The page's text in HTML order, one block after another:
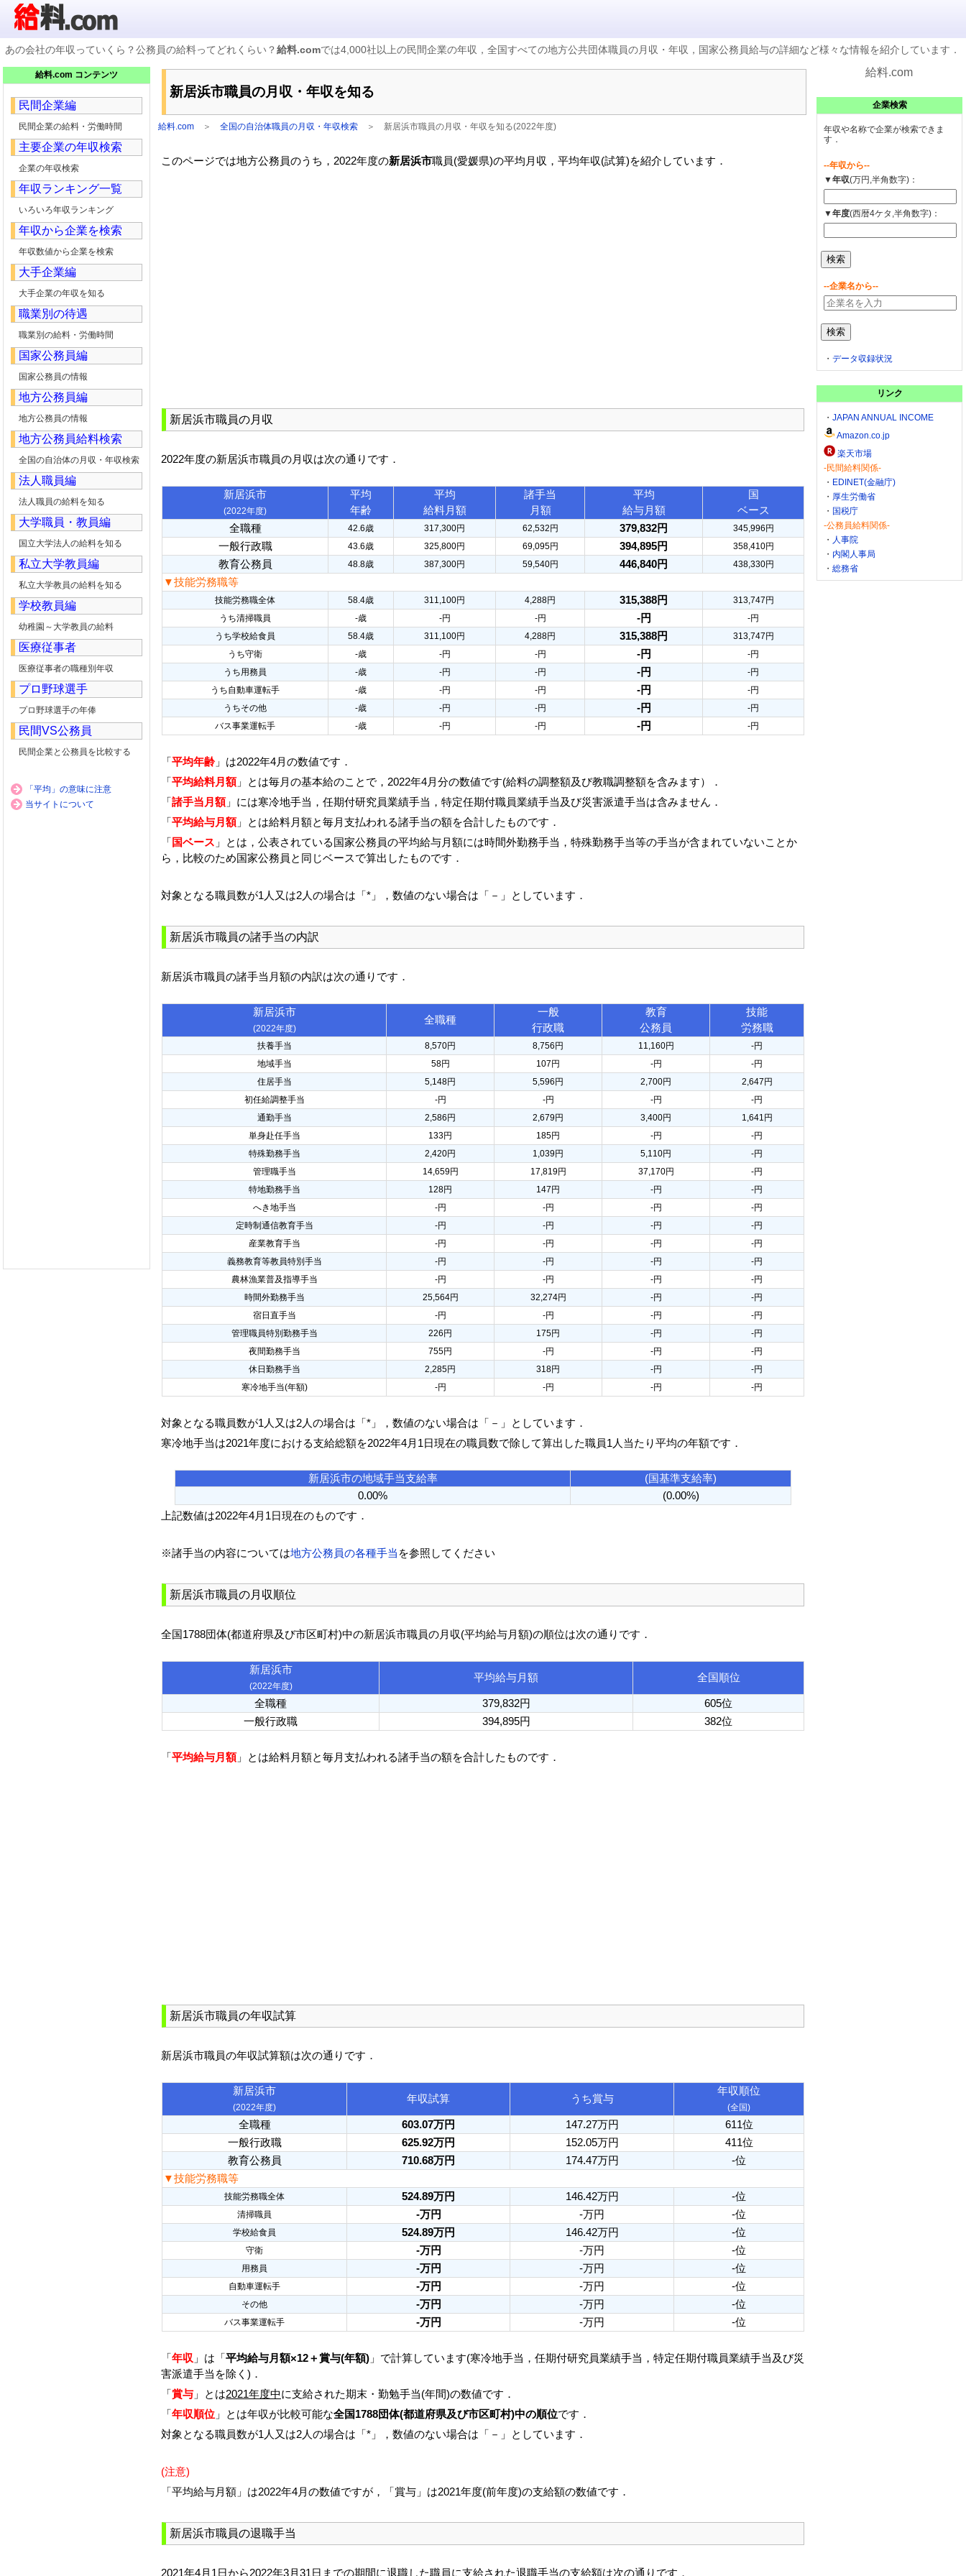
企業検索
年収ランキング
業種別企業一覧
国家公務員編
地方公務員給料検索
私立大学教員編
収録企業データの状況
あの会社の年収っていくら？公務員の給料ってどれくらい？給料.comでは4,000社以上の民間企業の年収，全国すべての地方公共団体職員の月収・年収，国家公務員給与の詳細など様々な情報を紹介しています．
新居浜市職員の月収・年収を知る
給料.com ＞ 全国の自治体職員の月収・年収検索 ＞ 新居浜市職員の月収・年収を知る(2022年度)
このページでは地方公務員のうち，2022年度の新居浜市職員(愛媛県)の平均月収，平均年収(試算)を紹介しています．
新居浜市職員の月収
2022年度の新居浜市職員の月収は次の通りです．
新居浜市
(2022年度)
平均
年齢
平均
給料月額
諸手当
月額
平均
給与月額
国
ベース
全職種
42.6歳 317,300円 62,532円 379,832円 345,996円
一般行政職 43.6歳 325,800円 69,095円 394,895円 358,410円
教育公務員 48.8歳 387,300円 59,540円 446,840円 438,330円
▼技能労務職等
技能労務職全体 58.4歳 311,100円 4,288円 315,388円
313,747円
うち清掃職員
-歳 -円 -円 -円
-円
うち学校給食員
58.4歳 311,100円 4,288円 315,388円
313,747円
うち守衛
-歳 -円 -円 -円
-円
うち用務員
-歳 -円 -円 -円
-円
うち自動車運転手
-歳 -円 -円 -円
-円
うちその他
-歳 -円 -円 -円
-円
バス事業運転手
-歳 -円 -円 -円 -円
「平均年齢」は2022年4月の数値です．
「平均給料月額」とは毎月の基本給のことで，2022年4月分の数値です(給料の調整額及び教職調整額を含みます）．
「諸手当月額」には寒冷地手当，任期付研究員業績手当，特定任期付職員業績手当及び災害派遣手当は含みません．
「平均給与月額」とは給料月額と毎月支払われる諸手当の額を合計したものです．
「国ベース 」とは，公表されている国家公務員の平均給与月額には時間外勤務手当，特殊勤務手当等の手当が含まれていないことか
ら，比較のため国家公務員と同じベースで算出したものです．
対象となる職員数が1人又は2人の場合は「*」，数値のない場合は「－」としています．
新居浜市職員の諸手当の内訳
新居浜市職員の諸手当月額の内訳は次の通りです．
新居浜市
(2022年度)
全職種
一般
行政職
教育
公務員
技能
労務職
扶養手当 8,570円 8,756円 11,160円
-円
地域手当
58円 107円 -円
-円
住居手当
5,148円 5,596円 2,700円
2,647円
初任給調整手当
-円 -円 -円
-円
通勤手当
2,586円 2,679円 3,400円
1,641円
単身赴任手当
133円 185円 -円
-円
特殊勤務手当
2,420円 1,039円 5,110円
-円
管理職手当
14,659円 17,819円 37,170円
-円
特地勤務手当
128円 147円 -円
-円
へき地手当
-円 -円 -円
-円
定時制通信教育手当
-円 -円 -円
-円
産業教育手当
-円 -円 -円
-円
義務教育等教員特別手当
-円 -円 -円
-円
農林漁業普及指導手当
-円 -円 -円
-円
時間外勤務手当
25,564円 32,274円 -円
-円
宿日直手当
-円 -円 -円
-円
管理職員特別勤務手当
226円 175円 -円
-円
夜間勤務手当
755円 -円 -円
-円
休日勤務手当
2,285円 318円 -円
-円
寒冷地手当(年額)
-円 -円 -円 -円
対象となる職員数が1人又は2人の場合は「*」，数値のない場合は「－」としています．
寒冷地手当は2021年度における支給総額を2022年4月1日現在の職員数で除して算出した職員1人当たり平均の年額です．
新居浜市の地域手当支給率
(国基準支給率)
0.00%
(0.00%)
上記数値は2022年4月1日現在のものです．
※諸手当の内容については地方公務員の各種手当 を参照してください
新居浜市職員の月収順位
全国1788団体(都道府県及び市区町村)中の新居浜市職員の月収(平均給与月額)の順位は次の通りです．
新居浜市
(2022年度)
平均給与月額 全国順位
全職種 379,832円
605位
一般行政職
394,895円 382位
「平均給与月額」とは給料月額と毎月支払われる諸手当の額を合計したものです．
新居浜市職員の年収試算
新居浜市職員の年収試算額は次の通りです．
新居浜市
(2022年度)
年収試算 うち賞与
年収順位
(全国)
全職種 603.07万円 147.27万円
611位
一般行政職
625.92万円 152.05万円
411位
教育公務員
710.68万円 174.47万円
-位
▼技能労務職等
技能労務職全体 524.89万円 146.42万円 -位
清掃職員 -万円 -万円 -位
学校給食員 524.89万円 146.42万円 -位
守衛 -万円 -万円 -位
用務員 -万円 -万円 -位
自動車運転手 -万円 -万円 -位
その他 -万円 -万円 -位
バス事業運転手 -万円 -万円 -位
「年収 」は「平均給与月額×12＋賞与(年額) 」で計算しています(寒冷地手当，任期付研究員業績手当，特定任期付職員業績手当及び災
害派遣手当を除く)．
「賞与 」とは2021年度中に支給された期末・勤勉手当(年間)の数値です．
「年収順位 」とは年収が比較可能な全国1788団体(都道府県及び市区町村)中の順位です．
対象となる職員数が1人又は2人の場合は「*」，数値のない場合は「－」としています．
(注意)
「平均給与月額」は2022年4月の数値ですが，「賞与」は2021年度(前年度)の支給額の数値です．
新居浜市職員の退職手当
2021年4月1日から2022年3月31日までの期間に退職した職員に支給された退職手当の支給額は次の通りです．
給料.com コンテンツ
民間企業編
民間企業の給料・労働時間
主要企業の年収検索
企業の年収検索
年収ランキング一覧
いろいろ年収ランキング
年収から企業を検索
年収数値から企業を検索
大手企業編
大手企業の年収を知る
職業別の待遇
職業別の給料・労働時間
国家公務員編
国家公務員の情報
地方公務員編
地方公務員の情報
地方公務員給料検索
全国の自治体の月収・年収検索
法人職員編
法人職員の給料を知る
大学職員・教員編
国立大学法人の給料を知る
私立大学教員編
私立大学教員の給料を知る
学校教員編
幼稚園～大学教員の給料
医療従事者
医療従事者の職種別年収
プロ野球選手
プロ野球選手の年俸
民間VS公務員
民間企業と公務員を比較する
「平均」の意味に注意
当サイトについて
給料.com
企業検索
年収や名称で企業が検索できま
す．
--年収から--
▼年収(万円,半角数字)：
▼年度(西暦4ケタ,半角数字)：
--企業名から--
・ データ収録状況
リンク
・ JAPAN ANNUAL INCOME
Amazon.co.jp
楽天市場
-民間給料関係-
・ EDINET(金融庁)
・ 厚生労働省
・ 国税庁
-公務員給料関係-
・ 人事院
・ 内閣人事局
・ 総務省